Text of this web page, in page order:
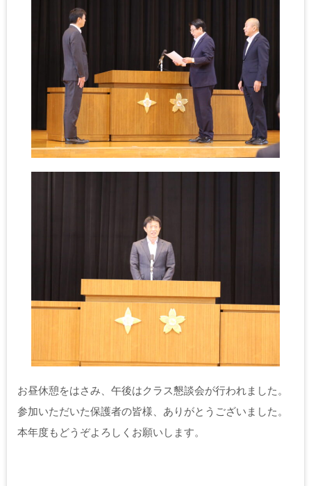
お昼休憩をはさみ、午後はクラス懇談会が行われました。
参加いただいた保護者の皆様、ありがとうございました。
本年度もどうぞよろしくお願いします。